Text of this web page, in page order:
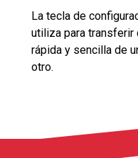
La tecla de
utiliza para transferir
rápida y sencilla de
otro.